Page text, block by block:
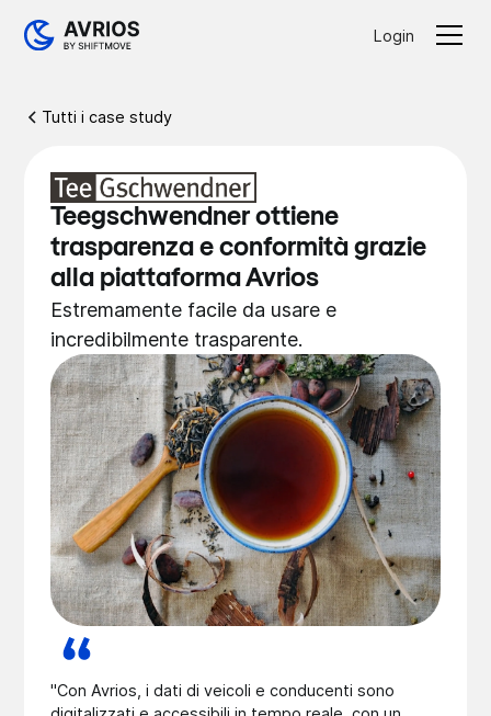
Login
Tutti i case study
Teegschwendner ottiene
trasparenza e conformità grazie
alla piattaforma Avrios
Estremamente facile da usare e
incredibilmente trasparente.
"Con Avrios, i dati di veicoli e conducenti sono